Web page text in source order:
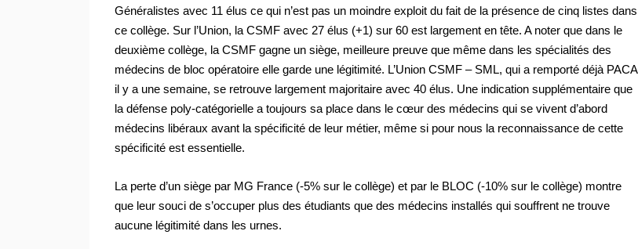
Généralistes avec 11 élus ce qui n’est pas un moindre exploit du fait de la présence de cinq listes dans
ce collège. Sur l’Union, la CSMF avec 27 élus (+1) sur 60 est largement en tête. A noter que dans le
deuxième collège, la CSMF gagne un siège, meilleure preuve que même dans les spécialités des
médecins de bloc opératoire elle garde une légitimité. L’Union CSMF – SML, qui a remporté déjà PACA
il y a une semaine, se retrouve largement majoritaire avec 40 élus. Une indication supplémentaire que
la défense poly-catégorielle a toujours sa place dans le cœur des médecins qui se vivent d’abord
médecins libéraux avant la spécificité de leur métier, même si pour nous la reconnaissance de cette
spécificité est essentielle.
La perte d’un siège par MG France (-5% sur le collège) et par le BLOC (-10% sur le collège) montre
que leur souci de s’occuper plus des étudiants que des médecins installés qui souffrent ne trouve
aucune légitimité dans les urnes.